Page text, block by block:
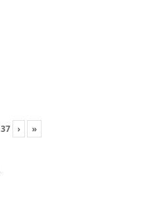
37 › »